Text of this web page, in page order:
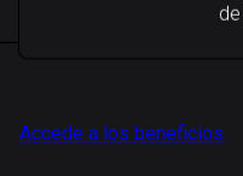
Accede a los beneficios